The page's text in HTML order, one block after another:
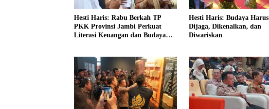
Hesti Haris: Rabu Berkah TP
PKK Provinsi Jambi Perkuat
Literasi Keuangan dan Budaya
Hesti Haris: Budaya Harus
Dijaga, Dikenalkan, dan
Diwariskan